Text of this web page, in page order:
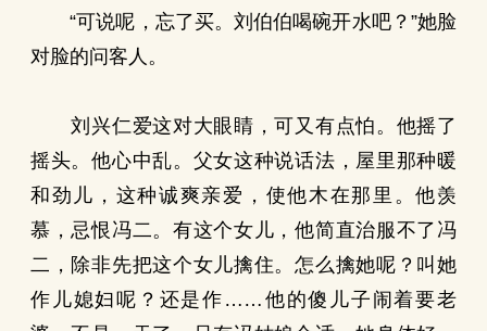
“可说呢，忘了买。刘伯伯喝碗开水吧？”她脸
对脸的问客人。
刘兴仁爱这对大眼睛，可又有点怕。他摇了
摇头。他心中乱。父女这种说话法，屋里那种暖
和劲儿，这种诚爽亲爱，使他木在那里。他羡
慕，忌恨冯二。有这个女儿，他简直治服不了冯
二，除非先把这个女儿擒住。怎么擒她呢？叫她
作儿媳妇呢？还是作……他的傻儿子闹着要老